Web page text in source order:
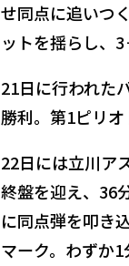
せ同点に追いつ
ットを揺らし、
21日に行われた
勝利。第1ピリ
22日には立川ア
終盤を迎え、36
に同点弾を叩き
マーク。わずか